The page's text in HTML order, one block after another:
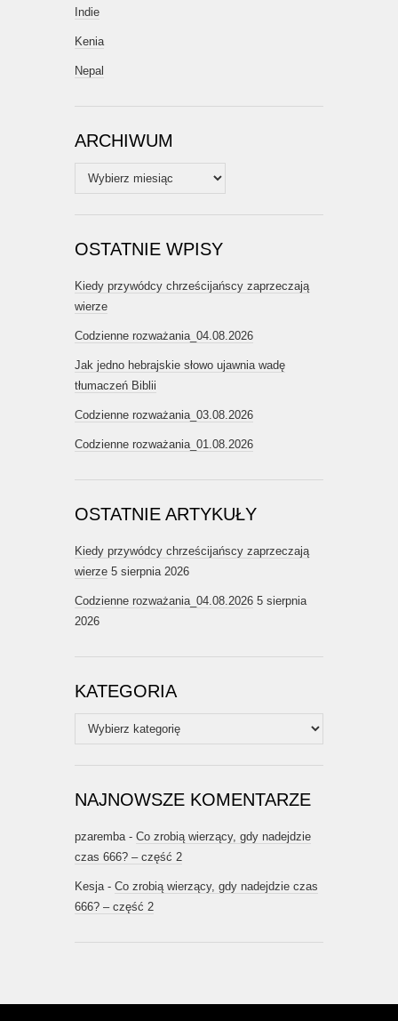
Indie
Kenia
Nepal
ARCHIWUM
Archiwum
OSTATNIE WPISY
Kiedy przywódcy chrześcijańscy zaprzeczają
wierze
Codzienne rozważania_04.08.2026
Jak jedno hebrajskie słowo ujawnia wadę
tłumaczeń Biblii
Codzienne rozważania_03.08.2026
Codzienne rozważania_01.08.2026
OSTATNIE ARTYKUŁY
Kiedy przywódcy chrześcijańscy zaprzeczają
wierze 5 sierpnia 2026
Codzienne rozważania_04.08.2026 5 sierpnia
2026
KATEGORIA
Kategoria
NAJNOWSZE KOMENTARZE
pzaremba - Co zrobią wierzący, gdy nadejdzie
czas 666? – część 2
Kesja - Co zrobią wierzący, gdy nadejdzie czas
666? – część 2